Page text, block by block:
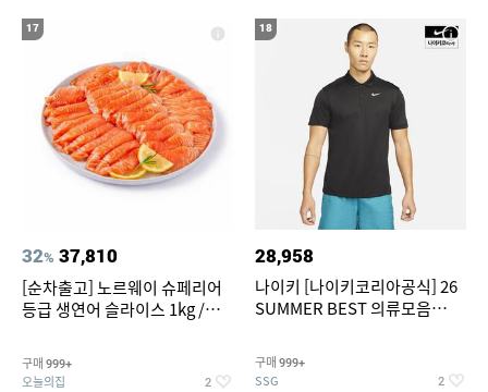
17
32% 37,810
[순차출고] 노르웨이 슈페리어
등급 생연어 슬라이스 1kg /
구매 999+
오늘의집 2
18
28,958
나이키 [나이키코리아공식] 26
SUMMER BEST 의류모음
구매 999+
SSG 2